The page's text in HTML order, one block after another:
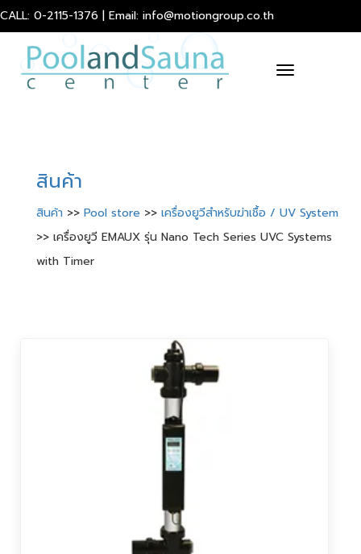
CALL: 0-2115-1376 | Email: info@motiongroup.co.th
Toggle
สินค้า
สินค้า >> Pool store >> เครื่องยูวีสำหรับฆ่าเชื้อ / UV System
>> เครื่องยูวี EMAUX รุ่น Nano Tech Series UVC Systems
with Timer